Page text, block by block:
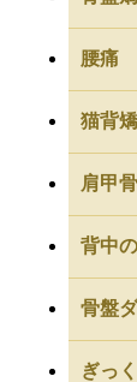
腰痛
猫背
肩甲
背中
骨盤
ぎっ